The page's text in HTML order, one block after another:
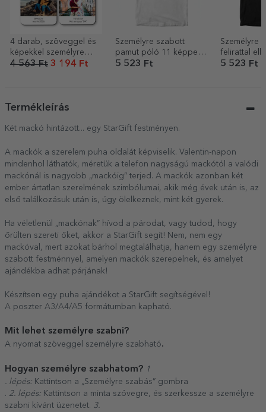
4 darab, szöveggel és
képekkel személyre
szabott pohártartó
4 563 Ft 3 194 Ft
Személyre szabott
pamut póló 11 képpel
és üzenettel – 60 éves
5 523 Ft
Személyre
felirattal
póló – A
5 523 Ft
Termékleírás
Két mackó hintázott... egy StarGift festményen.
A mackók a szerelem puha oldalát képviselik. Valentin-napon
mindenhol láthatók, méretük a telefon nagyságú mackótól a valódi
mackónál is nagyobb „mackóig” terjed. A mackók azonban két
ember ártatlan szerelmének szimbólumai, akik még évek után is, az
első találkozásuk után is, úgy ölelkeznek, mint két gyerek.
Ha véletlenül „mackónak” hívod a párodat, vagy tudod, hogy
őrülten szereti őket, akkor a StarGift segít! Nem, nem egy
mackóval, mert azokat bárhol megtalálhatja, hanem egy személyre
szabott festménnyel, amelyen mackók szerepelnek, és amelyet
ajándékba adhat párjának!
Készítsen egy puha ajándékot a StarGift segítségével!
A poszter A3/A4/A5 formátumban kapható.
Mit lehet személyre szabni?
A nyomat szöveggel személyre szabható.
Hogyan személyre szabhatom? 1
. lépés: Kattintson a „Személyre szabás” gombra
. 2. lépés: Kattintson a minta szövegre, és szerkessze a személyre
szabni kívánt üzenetet. 3.